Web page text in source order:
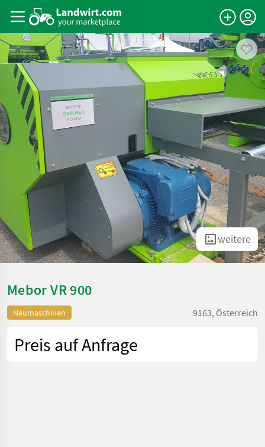
weitere
Mebor VR 900
Neumaschinen 9163, Österreich
Preis auf Anfrage